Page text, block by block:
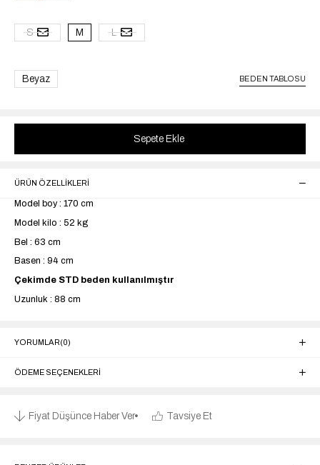
S M L
Beyaz BEDEN TABLOSU
ÜRÜN ÖZELLIKLERI
Model boy : 170 cm
Model kilo : 52 kg
Bel : 63 cm
Basen : 94 cm
Çekimde STD beden kullanılmıştır
Uzunluk : 88 cm
YORUMLAR(0)
ÖDEME SEÇENEKLERI
Fiyat Düşünce Haber Ver Tavsiye Et